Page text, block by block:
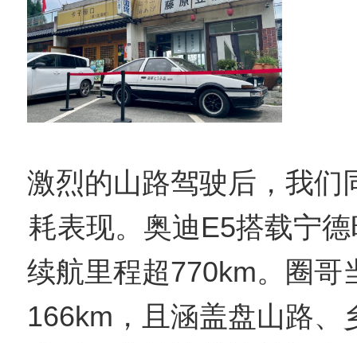
激烈的山路驾驶后，我们
耗表现。奥迪E5搭载宁
续航里程超770km。圈哥
166km，且涵盖盘山路